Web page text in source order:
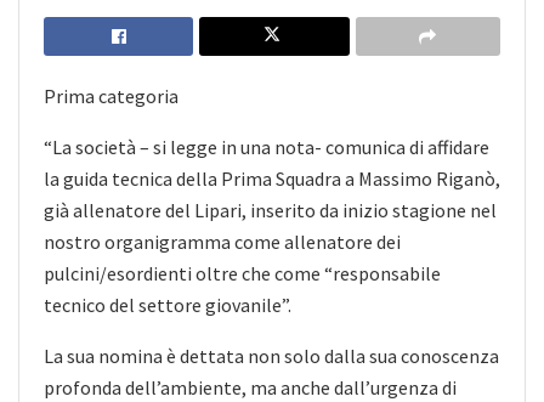
Prima categoria
“La società – si legge in una nota- comunica di affidare
la guida tecnica della Prima Squadra a Massimo Riganò,
già allenatore del Lipari, inserito da inizio stagione nel
nostro organigramma come allenatore dei
pulcini/esordienti oltre che come “responsabile
tecnico del settore giovanile”.
La sua nomina è dettata non solo dalla sua conoscenza
profonda dell’ambiente, ma anche dall’urgenza di